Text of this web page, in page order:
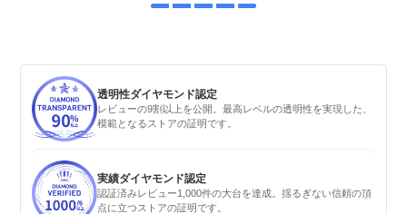
透明性ダイヤモンド認定
レビューの9割以上を公開。最高レベルの透明性を実現した、
模範となるストアの証明です。
実績ダイヤモンド認定
認証済みレビュー1,000件の大台を達成。揺るぎない信頼の頂
点に立つストアの証明です。